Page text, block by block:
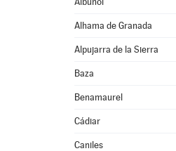
Alhama de Granada
Alpujarra de la Sierra
Baza
Benamaurel
Cádiar
Caniles